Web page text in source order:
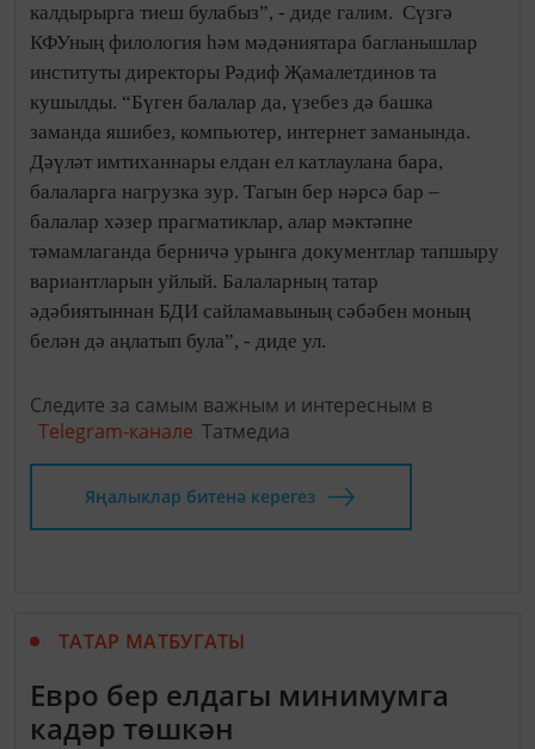
калдырырга тиеш булабыз”, - диде галим. Сүзгә
КФУның филология һәм мәдәниятара багланышлар
институты директоры Рәдиф Җамалетдинов та
кушылды. “Бүген балалар да, үзебез дә башка
заманда яшибез, компьютер, интернет заманында.
Дәүләт имтиханнары елдан ел катлаулана бара,
балаларга нагрузка зур. Тагын бер нәрсә бар –
балалар хәзер прагматиклар, алар мәктәпне
тәмамлаганда берничә урынга документлар тапшыру
вариантларын уйлый. Балаларның татар
әдәбиятыннан БДИ сайламавының сәбәбен моның
белән дә аңлатып була”, - диде ул.
Следите за самым важным и интересным в
Telegram-канале Татмедиа
Яңалыклар битенә керегез
ТАТАР МАТБУГАТЫ
Евро бер елдагы минимумга
кадәр төшкән